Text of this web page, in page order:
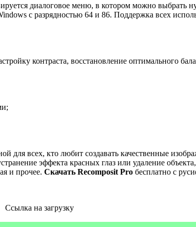
диалоговое меню, в котором можно выбрать
с разрядностью 64 и 86. Поддержка всех
контраста, восстановление оптимального
для всех, кто любит создавать качественные
эффекта красных глаз или удаление
и прочее. Скачать Recomposit Pro бесплатно c
Ссылка на загрузку